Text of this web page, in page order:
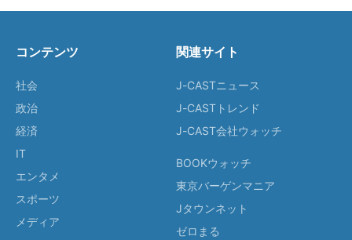
コンテンツ
社会
政治
経済
IT
エンタメ
スポーツ
メディア
関連サイト
J-CASTニュース
J-CASTトレンド
J-CAST会社ウォッチ
BOOKウォッチ
東京バーゲンマニア
Jタウンネット
ゼロまる